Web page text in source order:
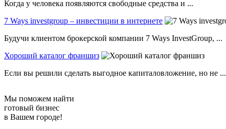
Когда у человека появляются свободные средства и ...
7 Ways investgroup – инвестиции в интернете
Будучи клиентом брокерской компании 7 Ways InvestGroup, ...
Хороший каталог франшиз
Если вы решили сделать выгодное капиталовложение, но не ...
Мы поможем найти
готовый бизнес
в Вашем городе!